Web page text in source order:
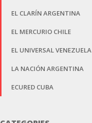
EL CLARÍN ARGENTINA
EL MERCURIO CHILE
EL UNIVERSAL VENEZUELA
LA NACIÓN ARGENTINA
ECURED CUBA